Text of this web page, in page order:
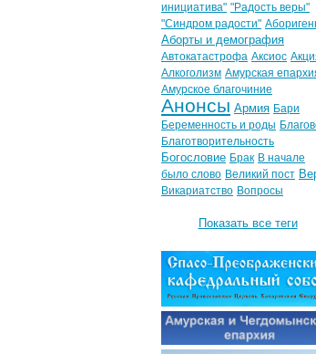
инициатива" "Радость веры"
"Синдром радости"
Аборты и демография
Автокатастрофа Аксиос
Алкоголизм Амурская
Амурское благочиние
Анонсы Армия Бари
Беременность и роды
Благотворительность
Богословие Брак В начале
было слово Великий пост
Викариатство Вопросы
Показать все теги